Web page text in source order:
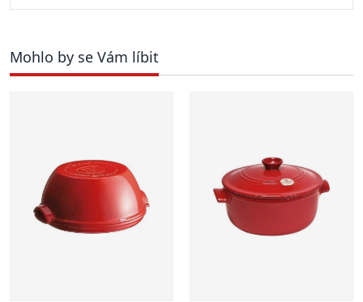
Mohlo by se Vám líbit